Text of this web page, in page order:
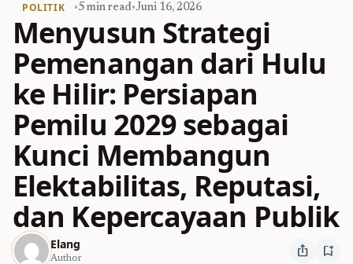
POLITIK •5 min read•Juni 16, 2026
Menyusun Strategi
Pemenangan dari Hulu
ke Hilir: Persiapan
Pemilu 2029 sebagai
Kunci Membangun
Elektabilitas, Reputasi,
dan Kepercayaan Publik
Elang
Author ios_share bookmark_add